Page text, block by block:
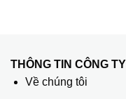
THÔNG TIN CÔNG TY
Về chúng tôi